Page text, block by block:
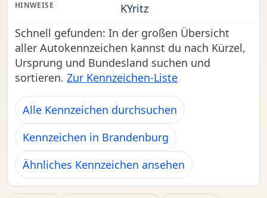
HINWEISE
KYritz
Schnell gefunden: In der großen Übersicht
aller Autokennzeichen kannst du nach Kürzel,
Ursprung und Bundesland suchen und
sortieren. Zur Kennzeichen-Liste
Alle Kennzeichen durchsuchen
Kennzeichen in Brandenburg
Ähnliches Kennzeichen ansehen